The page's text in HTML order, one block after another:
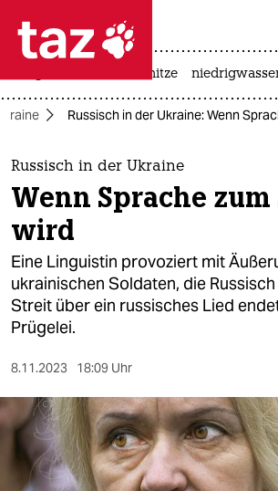
 taz zahl ich
taz zahl ich
themen
politik
öko
gesellschaft
kultur
sport
berlin
nord
hitze
Russisch in der Ukraine: Wenn
Russisch in der Ukraine
Wenn Sprache
wird
Eine Linguistin provoziert mit
ukrainischen Soldaten, die
Streit über ein russisches Lied
Prügelei.
8.11.2023 18:09 Uhr